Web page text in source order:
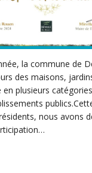
la commune de
des maisons,
en plusieurs
nous avons